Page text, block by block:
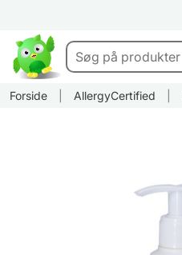
Forside AllergyCertified